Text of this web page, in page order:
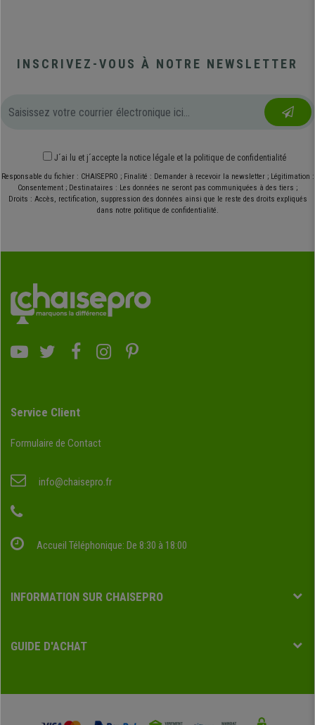
INSCRIVEZ-VOUS À NOTRE NEWSLETTER
J´ai lu et j´accepte la notice légale et la politique de confidentialité
Responsable du fichier : CHAISEPRO ; Finalité : Demander à recevoir la newsletter ; Légitimation :
Consentement ; Destinataires : Les données ne seront pas communiquées à des tiers ;
Droits : Accès, rectification, suppression des données ainsi que le reste des droits expliqués
dans notre politique de confidentialité.
Service Client
Formulaire de Contact
info@chaisepro.fr
Accueil Téléphonique: De 8:30 à 18:00
INFORMATION SUR CHAISEPRO
GUIDE D'ACHAT